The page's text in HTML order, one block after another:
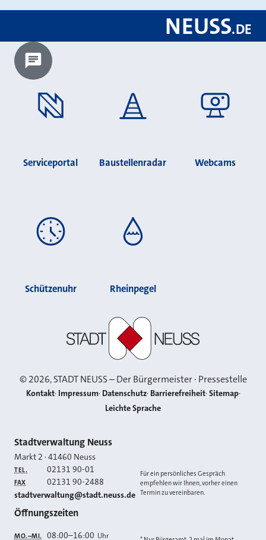
NEUSS.DE
Chatbot laden?
Serviceportal Baustellenradar Webcams
Schützenuhr Rheinpegel
©2026, STADT NEUSS – Der Bürgermeister · Pressestelle
Kontakt Impressum Datenschutz Barrierefreiheit Sitemap
Leichte Sprache
Kontakt
Stadtverwaltung Neuss
Markt 2 ·41460 Neuss
TEL. 02131 90-01
FAX 02131 90-2488
E-MAIL
stadtverwaltung@stadt.neuss.de
Für ein persönliches Gespräch
empfehlen wir Ihnen, vorher einen
Termin zu vereinbaren.
Öffnungszeiten
MO.–MI. 08:00–16:00 Uhr